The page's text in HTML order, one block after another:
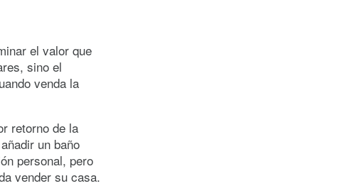
el valor que
sino el
venda la
retorno de la
un baño
personal, pero
vender su casa.